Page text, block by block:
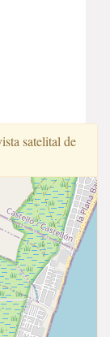
satelital de